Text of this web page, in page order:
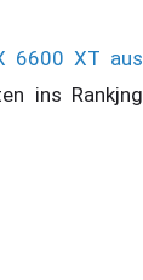
6600 XT aus
ins Rankjng